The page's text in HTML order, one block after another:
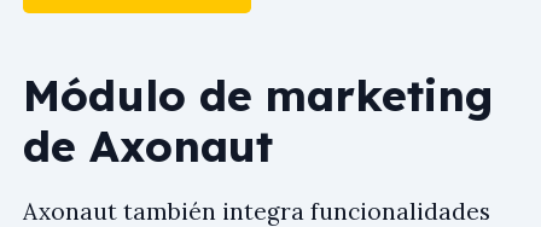
Módulo de marketing
de Axonaut
Axonaut también integra funcionalidades